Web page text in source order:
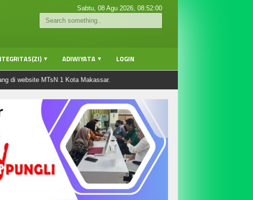
Sabtu, 08 Agu 2026, 08:52:01
ADIWIYATA LOGIN
MTsN 1 Kota Makassar.